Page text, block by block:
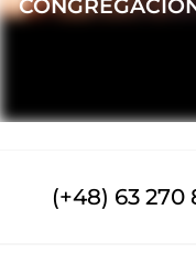
(+48) 63 270